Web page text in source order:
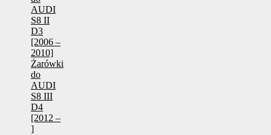
AUDI
S8 II
D3
[2006 –
2010]
Żarówki
do
AUDI
S8 III
D4
[2012 –
]